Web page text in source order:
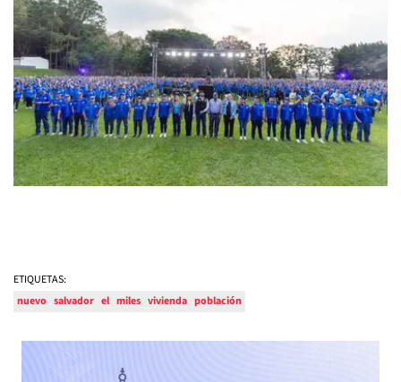
ETIQUETAS:
nuevo salvador el miles vivienda población